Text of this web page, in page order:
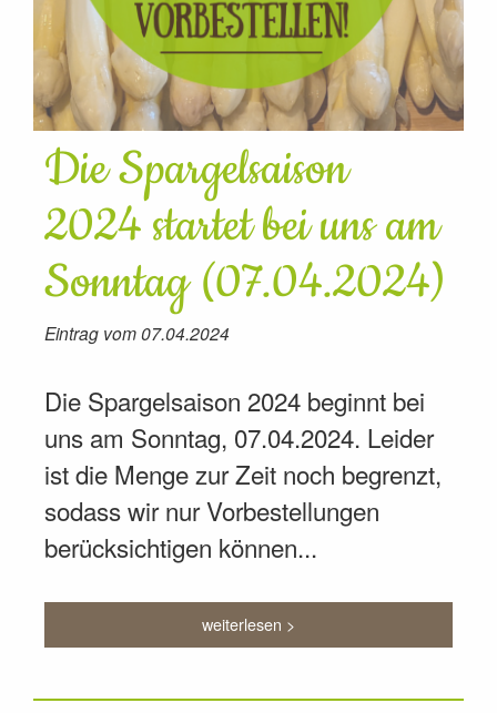
Die Spargelsaison
2024 startet bei uns am
Sonntag (07.04.2024)
Eintrag vom 07.04.2024
Die Spargelsaison 2024 beginnt bei
uns am Sonntag, 07.04.2024. Leider
ist die Menge zur Zeit noch begrenzt,
sodass wir nur Vorbestellungen
berücksichtigen können...
weiterlesen >